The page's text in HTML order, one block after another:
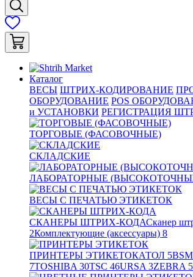
Каталог
ВЕСЫ ШТРИХ-КОДИРОВАНИЕ
ОБОРУДОВАНИЕ POS
и УСТАНОВКИ РЕГИСТРАЦИЯ
ТОРГОВЫЕ (ФАСОВОЧНЫЕ)
СКЛАДСКИЕ
ЛАБОРАТОРНЫЕ
ВЕСЫ С ПЕЧАТЬЮ ЭТИКЕТОК
СКАНЕРЫ ШТРИХ-КОДАСканер
2Комплектующие (аксессуары) 8
ПРИНТЕРЫ ЭТИКЕТОКАТОЛ 5
7TOSHIBA 30TSC 46URSA 3ZEBRA 5